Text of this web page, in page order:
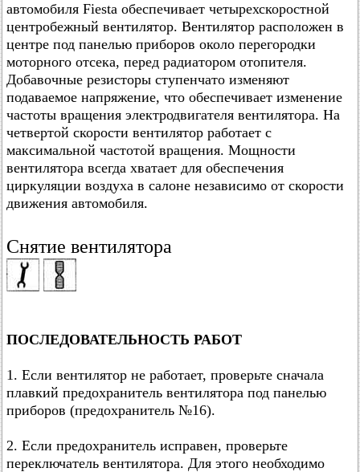
автомобиля Fiesta обеспечивает четырехскоростной
центробежный вентилятор. Вентилятор расположен в
центре под панелью приборов около перегородки
моторного отсека, перед радиатором отопителя.
Добавочные резисторы ступенчато изменяют
подаваемое напряжение, что обеспечивает изменение
частоты вращения электродвигателя вентилятора. На
четвертой скорости вентилятор работает с
максимальной частотой вращения. Мощности
вентилятора всегда хватает для обеспечения
циркуляции воздуха в салоне независимо от скорости
движения автомобиля.
Снятие вентилятора
ПОСЛЕДОВАТЕЛЬНОСТЬ РАБОТ
1. Если вентилятор не работает, проверьте сначала
плавкий предохранитель вентилятора под панелью
приборов (предохранитель №16).
2. Если предохранитель исправен, проверьте
переключатель вентилятора. Для этого необходимо